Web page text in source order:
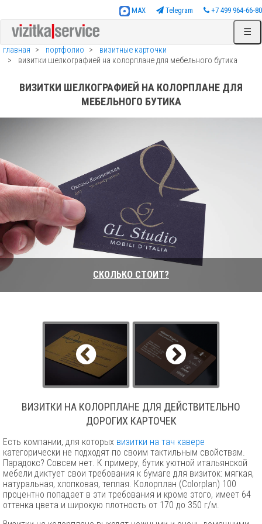
MAX Telegram +7 499 964‑66‑80
☰
главная
портфолио
визитные карточки
визитки шелкографией на колорплане для мебельного бутика
ВИЗИТКИ ШЕЛКОГРАФИЕЙ НА КОЛОРПЛАНЕ ДЛЯ
МЕБЕЛЬНОГО БУТИКА
СКОЛЬКО СТОИТ?
ВИЗИТКИ НА КОЛОРПЛАНЕ ДЛЯ ДЕЙСТВИТЕЛЬНО
ДОРОГИХ КАРТОЧЕК
Есть компании, для которых визитки на тач кавере
категорически не подходят по своим тактильным свойствам.
Парадокс? Совсем нет. К примеру, бутик уютной итальянской
мебели диктует свои требования к бумаге для визиток: мягкая,
натуральная, хлопковая, теплая. Колорплан (Colorplan) 100
процентно попадает в эти требования и кроме этого, имеет 64
оттенка цвета и широкую плотность от 170 до 350 г/м.